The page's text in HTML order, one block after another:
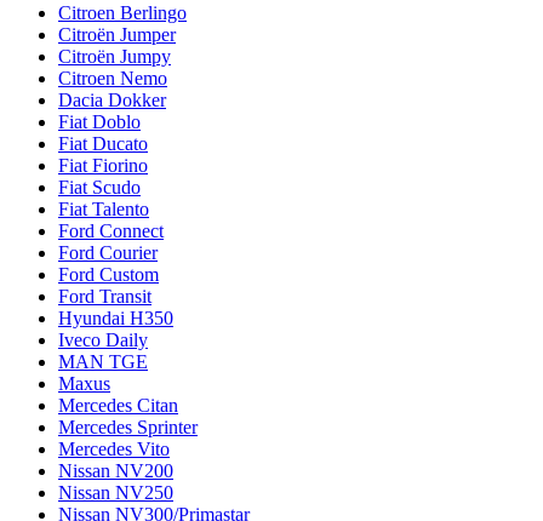
Citroen Berlingo
Citroën Jumper
Citroën Jumpy
Citroen Nemo
Dacia Dokker
Fiat Doblo
Fiat Ducato
Fiat Fiorino
Fiat Scudo
Fiat Talento
Ford Connect
Ford Courier
Ford Custom
Ford Transit
Hyundai H350
Iveco Daily
MAN TGE
Maxus
Mercedes Citan
Mercedes Sprinter
Mercedes Vito
Nissan NV200
Nissan NV250
Nissan NV300/Primastar